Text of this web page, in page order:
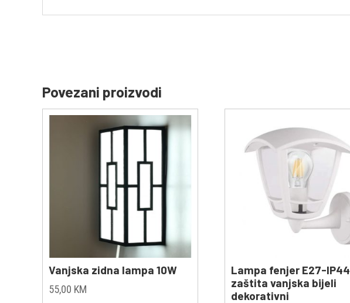
Povezani proizvodi
Vanjska zidna lampa 10W
55,00 KM
Lampa fenjer E27-IP44
zaštita vanjska bijeli
dekorativni